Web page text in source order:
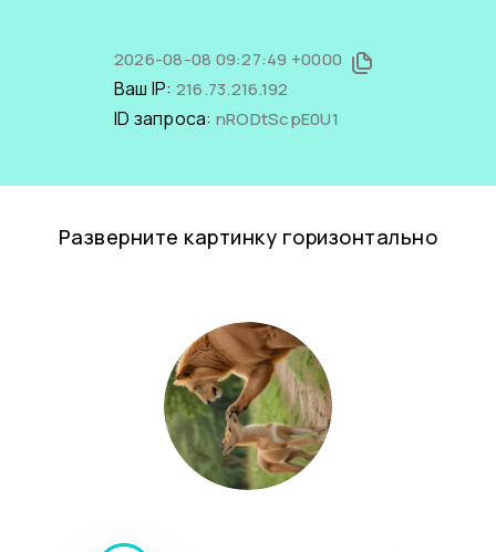
2026-08-08 09:27:49 +0000
Ваш IP: 216.73.216.192
ID запроса: nRODtScpE0U1
Разверните картинку горизонтально